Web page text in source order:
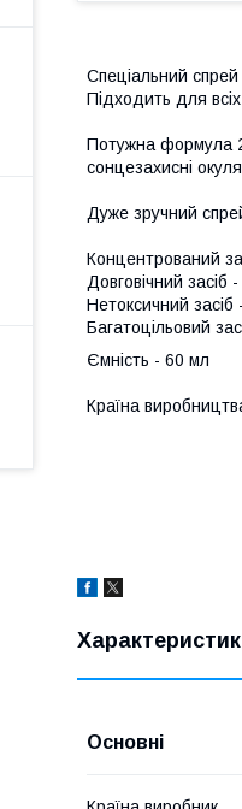
Спеціальний
Підходить для
Потужна формула
сонцезахисні
Дуже зручний
Концентрований
Довговічний
Нетоксичний
Багатоцільовий
Ємність - 60 мл
Країна
Основні